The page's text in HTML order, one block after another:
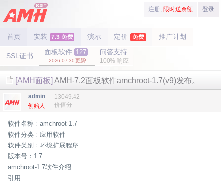
注册, 限时送余额 登录
首页 安装 7.3 免费 演示 定价 免费 推广计划
SSL证书 面板软件 127
2026-07-30 更新!
问答支持
100% 响应
[AMH面板] AMH-7.2面板软件amchroot-1.7(v9)发布。
admin
创始人
13049.42
价值分
软件名称：amchroot-1.7
软件分类：应用软件
软件类别：环境扩展程序
版本号：1.7
amchroot-1.7软件介绍
引用: